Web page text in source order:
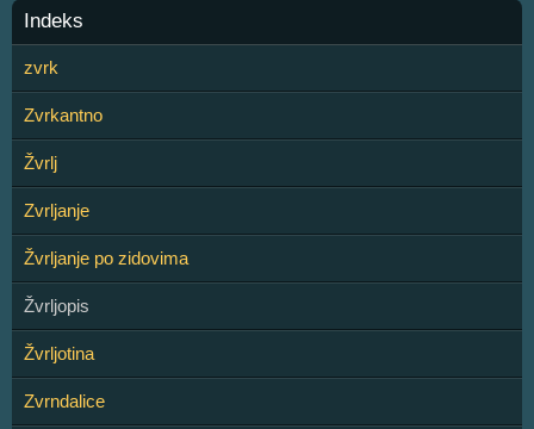
Indeks
zvrk
Zvrkantno
Žvrlj
Zvrljanje
Žvrljanje po zidovima
Žvrljopis
Žvrljotina
Zvrndalice